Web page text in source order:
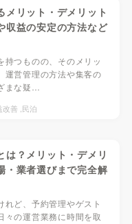
メリット・デメリット
収益の安定の方法など
持つものの、そのメリッ
運営管理の方法や集客の
まな疑…
改善 民泊
は？メリット・デメリ
・業者選びまで完全解
れど、予約管理やゲスト
々の運営業務に時間を取